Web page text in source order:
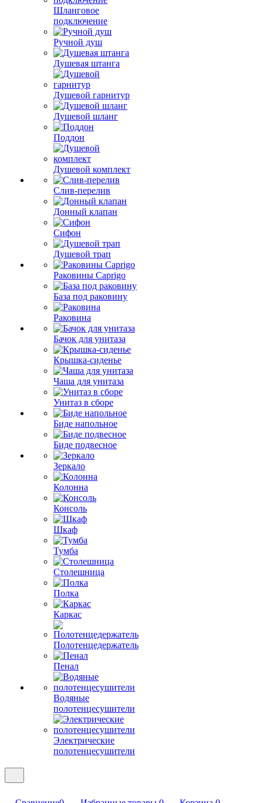
Шланговое
подключение
Ручной душ
Душевая штанга
Душевой гарнитур
Душевой шланг
Поддон
Душевой комплект
Слив-перелив
Донный клапан
Сифон
Душевой трап
Раковины Caprigo
База под раковину
Раковина
Бачок для унитаза
Крышка-сиденье
Чаша для унитаза
Унитаз в сборе
Биде напольное
Биде подвесное
Зеркало
Колонна
Консоль
Шкаф
Тумба
Столешница
Полка
Каркас
Полотенцедержатель
Пенал
Водяные
полотенцесушители
Электрические
полотенцесушители